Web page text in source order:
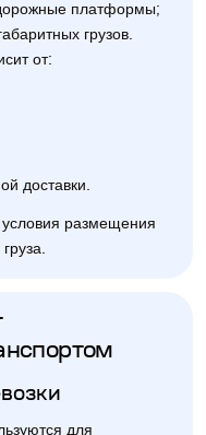
платформы;
грузов.
от:
доставки.
размещения
для